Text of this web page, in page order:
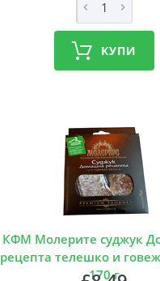
КУПИ
КФМ Молерите суджук
рецепта телешко и
170 г